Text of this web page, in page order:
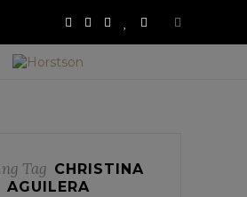
Tag CHRISTINA
AGUILERA